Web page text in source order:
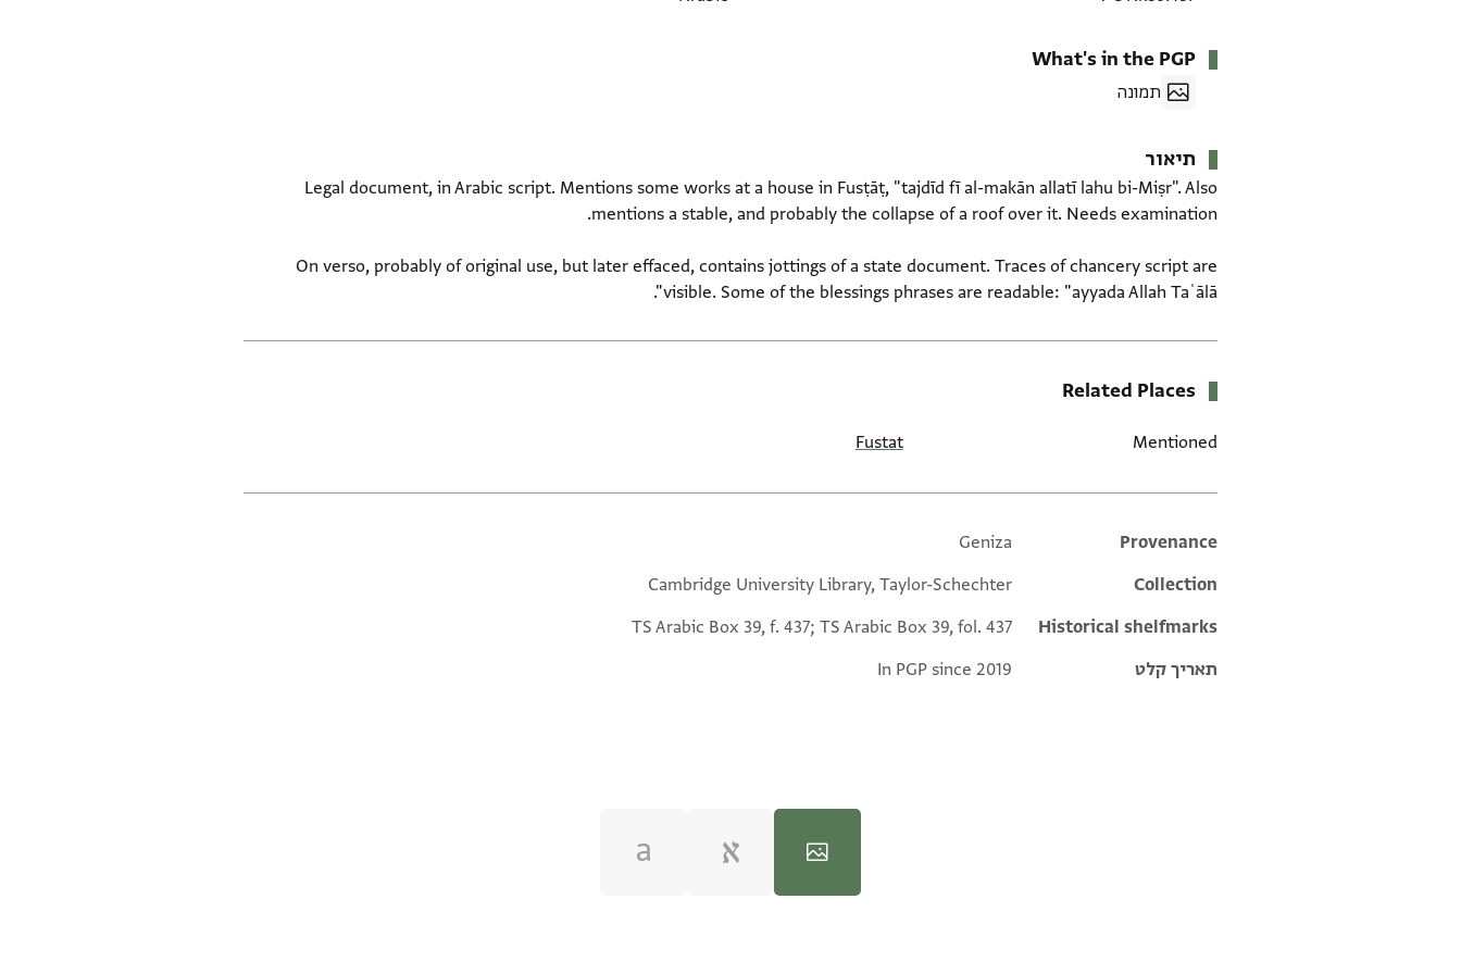
What's in the PGP
תמונה
תיאור
Legal document, in Arabic script. Mentions some works at a house in Fusṭāṭ, "tajdīd fī al-makān allatī lahu bi-Miṣr". Also
On verso, probably of original use, but later effaced, contains jottings of a state document. Traces of chancery script are
visible. Some of the blessings phrases are readable: "ayyada Allah Taʿālā".
Related Places
Mentioned
Fustat
Additional metadata
Provenance
Geniza
Collection
Cambridge University Library, Taylor-Schechter
Historical shelfmarks
TS Arabic Box 39, f. 437; TS Arabic Box 39, fol. 437
תאריך קלט
In PGP since 2019